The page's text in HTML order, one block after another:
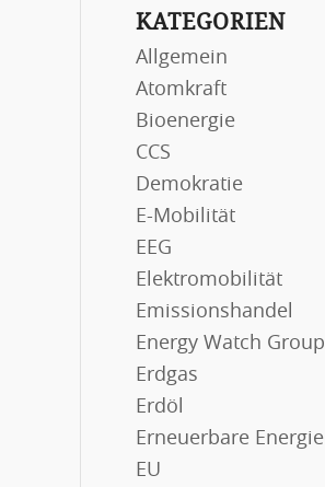
KATEGORIEN
Allgemein
Atomkraft
Bioenergie
CCS
Demokratie
E-Mobilität
EEG
Elektromobilität
Emissionshandel
Energy Watch Group
Erdgas
Erdöl
Erneuerbare Energie
EU